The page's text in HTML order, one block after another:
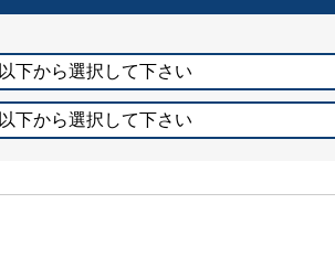
以下から選択して下さい
以下から選択して下さい